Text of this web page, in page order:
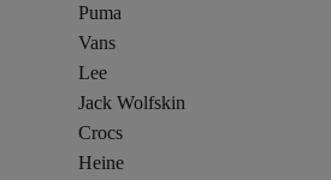
Puma
Vans
Lee
Jack Wolfskin
Crocs
Heine